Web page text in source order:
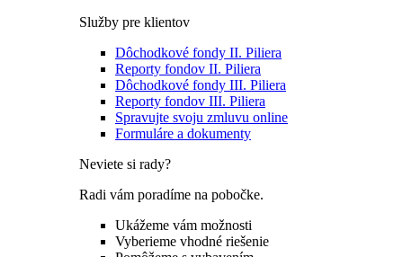
Služby pre klientov
Dôchodkové fondy II. Piliera
Reporty fondov II. Piliera
Dôchodkové fondy III. Piliera
Reporty fondov III. Piliera
Spravujte svoju zmluvu online
Formuláre a dokumenty
Neviete si rady?
Radi vám poradíme na pobočke.
Ukážeme vám možnosti
Vyberieme vhodné riešenie